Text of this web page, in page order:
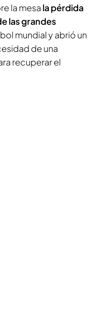
la mesa la pérdida
las grandes
mundial y abrió un
de una
recuperar el